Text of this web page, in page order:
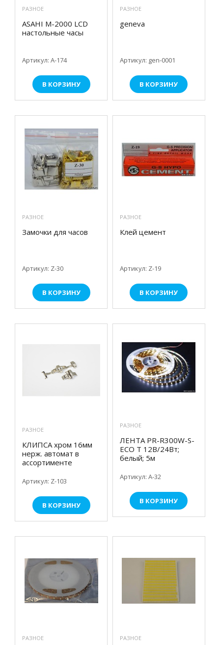
РАЗНОЕ
ASAHI M-2000 LCD
настольные часы
Артикул: А-174
В КОРЗИНУ
РАЗНОЕ
geneva
Артикул: gen-0001
В КОРЗИНУ
РАЗНОЕ
Замочки для часов
Артикул: Z-30
В КОРЗИНУ
РАЗНОЕ
Клей цемент
Артикул: Z-19
В КОРЗИНУ
РАЗНОЕ
КЛИПСА хром 16мм
нерж. автомат в
ассортименте
Артикул: Z-103
В КОРЗИНУ
РАЗНОЕ
ЛЕНТА PR-R300W-S-
ECO T 12В/24Вт;
белый; 5м
Артикул: А-32
В КОРЗИНУ
РАЗНОЕ РАЗНОЕ